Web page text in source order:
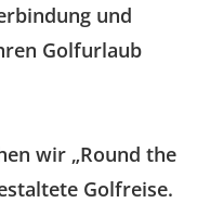
und
Golfurlaub
wir „Round the
Golfreise.